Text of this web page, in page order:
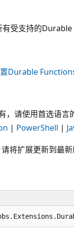
受支持的Durable
Durable
请使用首选语言
| PowerShell |
将扩展更新到最新